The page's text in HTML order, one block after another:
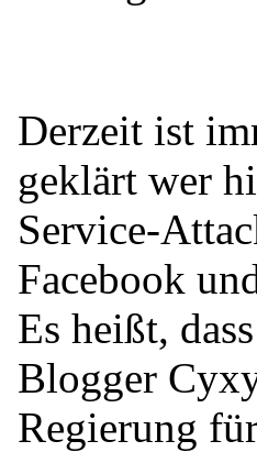
Derzeit ist
geklärt wer
Service-
Facebook
Es heißt,
Blogger
Regierung